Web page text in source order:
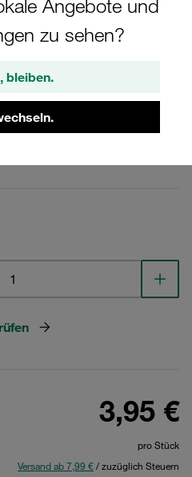
Angebote und
zu sehen?
bleiben.
gerippt, mit
W10
3,95 €
pro Stück
Versand ab 7,99 €/ zuzüglich Steuern